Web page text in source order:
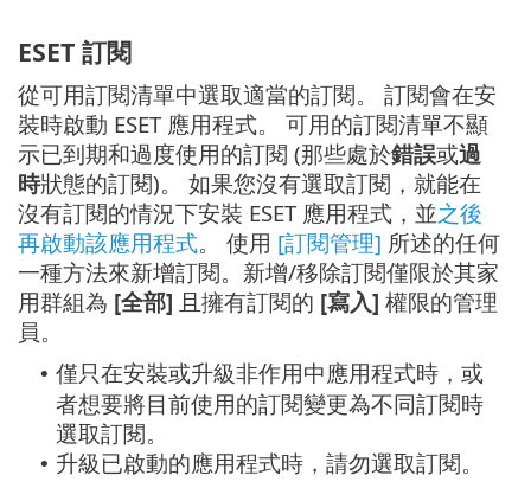
ESET 訂閱
從可用訂閱清單中選取適當的訂閱。 訂閱會在安
裝時啟動 ESET 應用程式。 可用的訂閱清單不顯
示已到期和過度使用的訂閱 (那些處於錯誤或過
時狀態的訂閱)。 如果您沒有選取訂閱，就能在
沒有訂閱的情況下安裝 ESET 應用程式，並之後
再啟動該應用程式。 使用 [訂閱管理] 所述的任何
一種方法來新增訂閱。新增/移除訂閱僅限於其家
用群組為 [全部] 且擁有訂閱的 [寫入] 權限的管理
員。
• 僅只在安裝或升級非作用中應用程式時，或
者想要將目前使用的訂閱變更為不同訂閱時
選取訂閱。
• 升級已啟動的應用程式時，請勿選取訂閱。